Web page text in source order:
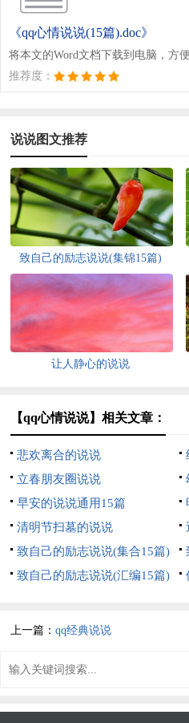
《qq心情说说(15篇).doc》
将本文的Word文档下载到电脑，方
推荐度：
说说图文推荐
致自己的励志说说(集锦15篇)
让人静心的说说
【qq心情说说】相关文章：
悲欢离合的说说
立春朋友圈说说
早安的说说通用15篇
清明节扫墓的说说
致自己的励志说说(集合15篇)
致自己的励志说说(汇编15篇)
上一篇：qq经典说说